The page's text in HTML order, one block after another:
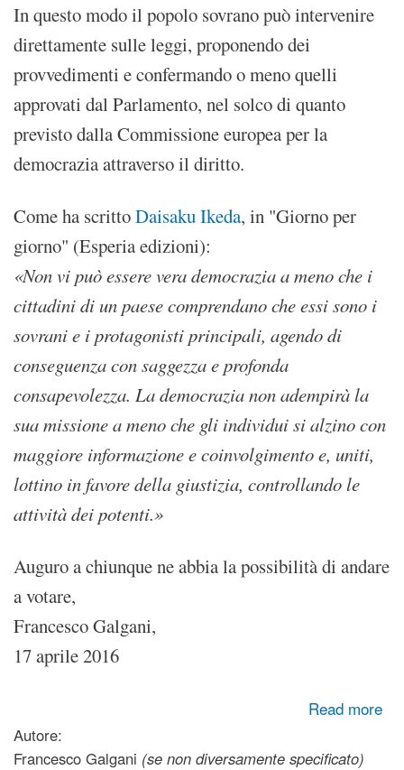
In questo modo il popolo sovrano può intervenire
direttamente sulle leggi, proponendo dei
provvedimenti e confermando o meno quelli
approvati dal Parlamento, nel solco di quanto
previsto dalla Commissione europea per la
democrazia attraverso il diritto.
Come ha scrittoDaisaku Ikeda, in "Giorno per
giorno" (Esperia edizioni):
«Non vi può essere vera democrazia a meno che i
cittadini di un paese comprendano che essi sono i
sovrani e i protagonisti principali, agendo di
conseguenza con saggezza e profonda
consapevolezza. La democrazia non adempirà la
sua missione a meno che gli individui si alzino con
maggiore informazione e coinvolgimento e, uniti,
lottino in favore della giustizia, controllando le
attività dei potenti.»
Auguro a chiunque ne abbia la possibilità di andare
a votare,
Francesco Galgani,
17 aprile 2016
Read more
about A proposito di referendum ed elezioni politiche
Autore:
Francesco Galgani (se non diversamente specificato)